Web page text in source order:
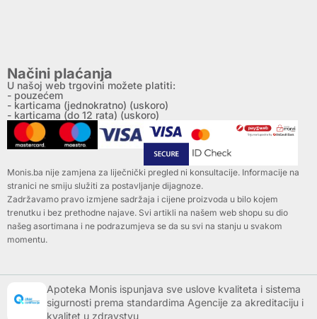
Načini plaćanja
U našoj web trgovini možete platiti:
- pouzećem
- karticama (jednokratno) (uskoro)
- karticama (do 12 rata) (uskoro)
Monis.ba nije zamjena za liječnički pregled ni konsultacije. Informacije na
stranici ne smiju služiti za postavljanje dijagnoze.
Zadržavamo pravo izmjene sadržaja i cijene proizvoda u bilo kojem
trenutku i bez prethodne najave. Svi artikli na našem web shopu su dio
našeg asortimana i ne podrazumjeva se da su svi na stanju u svakom
momentu.
Apoteka Monis ispunjava sve uslove kvaliteta i sistema
sigurnosti prema standardima Agencije za akreditaciju i
kvalitet u zdravstvu